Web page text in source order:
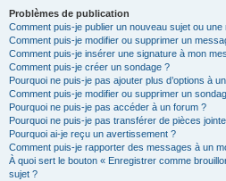
Problèmes de publication
Comment puis-je publier un nouveau sujet ou une
Comment puis-je modifier ou supprimer un
Comment puis-je insérer une signature à mon
Comment puis-je créer un sondage ?
Pourquoi ne puis-je pas ajouter plus d’options à
Comment puis-je modifier ou supprimer un
Pourquoi ne puis-je pas accéder à un forum ?
Pourquoi ne puis-je pas transférer de pièces
Pourquoi ai-je reçu un avertissement ?
Comment puis-je rapporter des messages à un
À quoi sert le bouton « Enregistrer comme
sujet ?